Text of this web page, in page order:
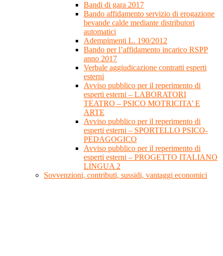
Bandi di gara 2017
Bando affidamento servizio di erogazione
bevande calde mediante distributori
automatici
Adempimenti L. 190/2012
Bando per l’affidamento incarico RSPP
anno 2017
Verbale aggiudicazione contratti esperti
esterni
Avviso pubblico per il reperimento di
esperti esterni – LABORATORI
TEATRO – PSICO MOTRICITA’ E
ARTE
Avviso pubblico per il reperimento di
esperti esterni – SPORTELLO PSICO-
PEDAGOGICO
Avviso pubblico per il reperimento di
esperti esterni – PROGETTO ITALIANO
LINGUA 2
Sovvenzioni, contributi, sussidi, vantaggi economici